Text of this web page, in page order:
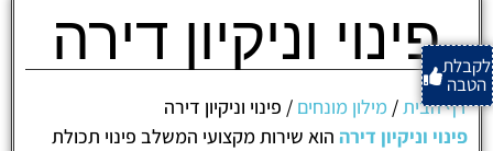
לקבלת
הטבה
פינוי וניקיון דירה
דף הבית/ מילון מונחים / פינוי וניקיון דירה
פינוי וניקיון דירה הוא שירות מקצועי המשלב פינוי תכולת